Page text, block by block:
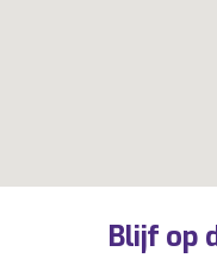
Blijf op